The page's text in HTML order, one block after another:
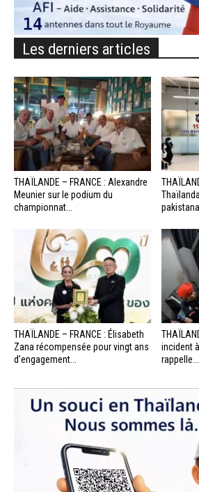
Les derniers articles
THAÏLANDE – FRANCE : Alexandre
Meunier sur le podium du
championnat...
THAÏLANDE – FRANCE : Élisabeth
Zana récompensée pour vingt ans
d’engagement...
incident
rappelle...